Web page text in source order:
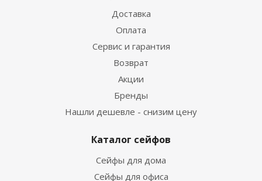
Доставка
Оплата
Сервис и гарантия
Возврат
Акции
Бренды
Нашли дешевле - снизим цену
Каталог сейфов
Сейфы для дома
Сейфы для офиса